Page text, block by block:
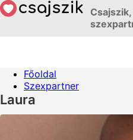
Főoldal
Szexpartner
Laura